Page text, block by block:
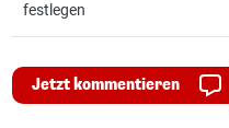
festlegen
Jetzt kommentieren